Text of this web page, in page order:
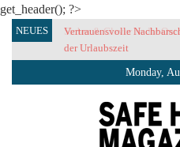
get_header(); ?>
SkipNEUES
Vertrauensvolle
der Urlaubszeit
Monday,
SAFE HOME